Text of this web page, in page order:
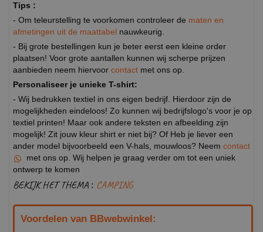
Tips :
- Om teleurstelling te voorkomen controleer de maten en
afmetingen uit de maattabel nauwkeurig.
- Bij grote bestellingen kun je beter eerst een kleine order
plaatsen! Voor grote aantallen kunnen wij scherpe prijzen
aanbieden neem hiervoor contact met ons op.
Personaliseer je unieke T-shirt:
- Wij bedrukken textiel in ons eigen bedrijf. Hierdoor zijn de
mogelijkheden eindeloos! Zo kunnen wij bedrijfslogo's voor je op
textiel printen! Maar ook andere teksten en afbeelding zijn
mogelijk! Zit jouw kleur shirt er niet bij? Of Heb je liever een
ander model bijvoorbeeld een V-hals, mouwloos? Neem contact
met ons op. Wij helpen je graag verder om tot een uniek
ontwerp te komen
BEKIJK HET THEMA : CAMPING
Voordelen van BBwebwinkel: